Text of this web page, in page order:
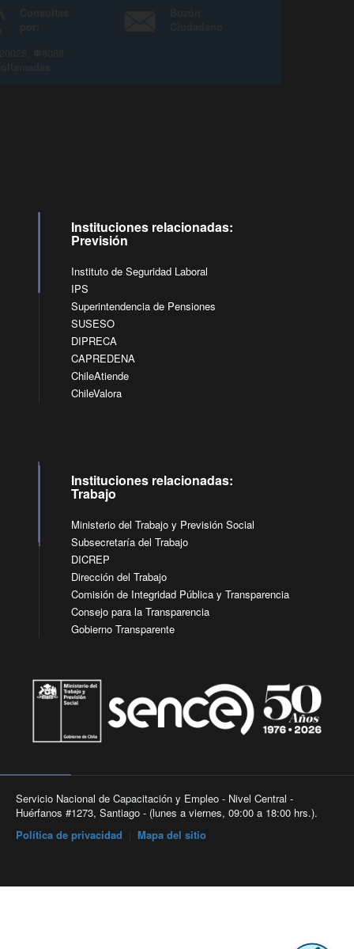
Instituciones relacionadas:
Previsión
Instituto de Seguridad Laboral
IPS
Superintendencia de Pensiones
SUSESO
DIPRECA
CAPREDENA
ChileAtiende
ChileValora
Instituciones relacionadas:
Trabajo
Ministerio del Trabajo y Previsión Social
Subsecretaría del Trabajo
DICREP
Dirección del Trabajo
Comisión de Integridad Pública y Transparencia
Consejo para la Transparencia
Gobierno Transparente
Servicio Nacional de Capacitación y Empleo - Nivel Central -
Huérfanos #1273, Santiago - (lunes a viernes, 09:00 a 18:00 hrs.).
Política de privacidad
Mapa del sitio